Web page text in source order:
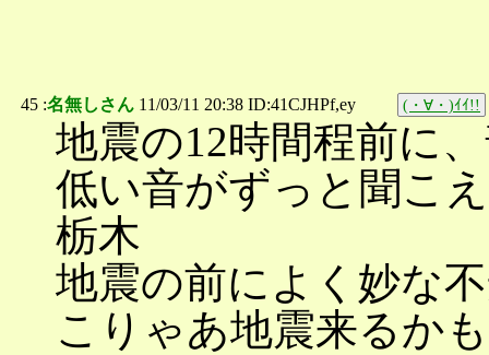
45 :名無しさん 11/03/11 20:38 ID:41CJHPf,ey (・∀・)ｲｲ!!
地震の12時間程前に
低い音がずっと聞こ
栃木
地震の前によく妙な
こりゃあ地震来るか